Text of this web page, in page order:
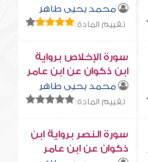
محمد يحيى طاهر
تقييم المادة:
سورة الإخلاص برواية
ابن ذكوان عن ابن عامر
محمد يحيى طاهر
تقييم المادة:
سورة النصر برواية ابن
ذكوان عن ابن عامر